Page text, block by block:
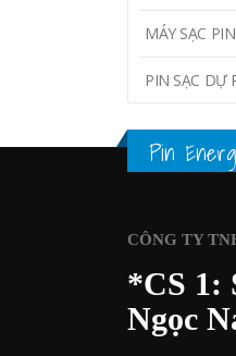
MÁY SẠC
PIN SẠC DỰ
Pin
CÔNG TY
*CS 1:
Ngọc